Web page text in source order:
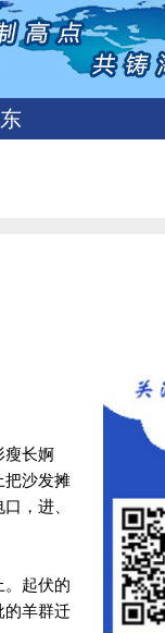
瘦长婀
把沙发摊
，进、
。起伏的
的羊群迁